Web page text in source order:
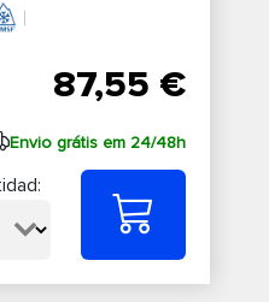
87,55 €
Envio grátis em 24/48h